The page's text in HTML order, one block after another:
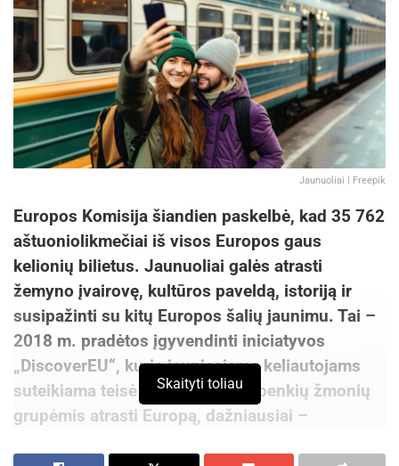
Jaunuoliai | Freepik
Europos Komisija šiandien paskelbė, kad 35 762
aštuoniolikmečiai iš visos Europos gaus
kelionių bilietus. Jaunuoliai galės atrasti
žemyno įvairovę, kultūros paveldą, istoriją ir
susipažinti su kitų Europos šalių jaunimu. Tai –
2018 m. pradėtos įgyvendinti iniciatyvos
„DiscoverEU“, kuria jauniesiems keliautojams
suteikiama teisė pavieniui ar iki penkių žmonių
grupėmis atrasti Europą, dažniausiai –
Skaityti toliau